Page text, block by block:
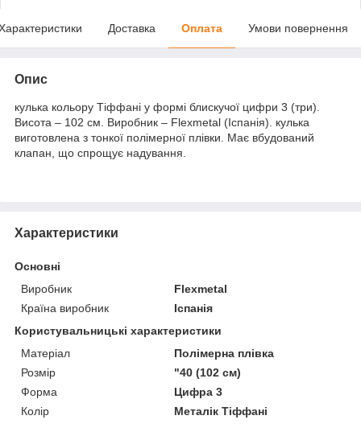
Доставка Оплата Умови повернення
Опис
кулька кольору Тіффані у формі блискучої цифри 3 (три).
Висота – 102 см. Виробник – Flexmetal (Іспанія). кулька
виготовлена з тонкої полімерної плівки. Має вбудований
клапан, що спрощує надування.
Характеристики
Основні
Виробник
Flexmetal
Країна виробник
Іспанія
Користувальницькі характеристики
Матеріал
Полімерна плівка
Розмір
"40 (102 см)
Форма
Цифра 3
Колір
Металік Тіффані